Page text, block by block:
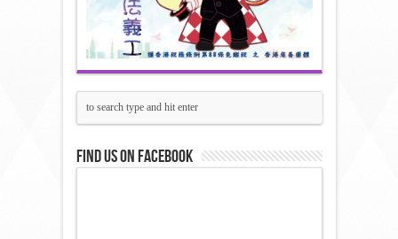
Find us on Facebook